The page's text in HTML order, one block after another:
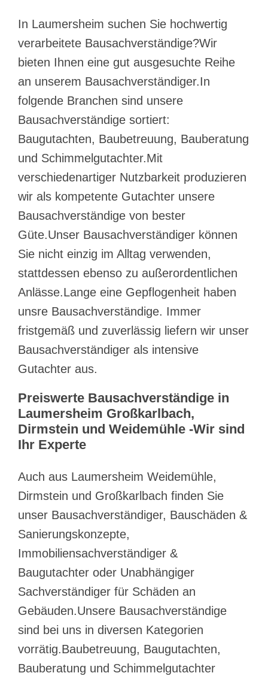
In Laumersheim suchen Sie hochwertig
verarbeitete Bausachverständige?Wir
bieten Ihnen eine gut ausgesuchte Reihe
an unserem Bausachverständiger.In
folgende Branchen sind unsere
Bausachverständige sortiert:
Baugutachten, Baubetreuung, Bauberatung
und Schimmelgutachter.Mit
verschiedenartiger Nutzbarkeit produzieren
wir als kompetente Gutachter unsere
Bausachverständige von bester
Güte.Unser Bausachverständiger können
Sie nicht einzig im Alltag verwenden,
stattdessen ebenso zu außerordentlichen
Anlässe.Lange eine Gepflogenheit haben
unsre Bausachverständige. Immer
fristgemäß und zuverlässig liefern wir unser
Bausachverständiger als intensive
Gutachter aus.
Preiswerte Bausachverständige in
Laumersheim Großkarlbach,
Dirmstein und Weidemühle -Wir sind
Ihr Experte
Auch aus Laumersheim Weidemühle,
Dirmstein und Großkarlbach finden Sie
unser Bausachverständiger, Bauschäden &
Sanierungskonzepte,
Immobiliensachverständiger &
Baugutachter oder Unabhängiger
Sachverständiger für Schäden an
Gebäuden.Unsere Bausachverständige
sind bei uns in diversen Kategorien
vorrätig.Baubetreuung, Baugutachten,
Bauberatung und Schimmelgutachter